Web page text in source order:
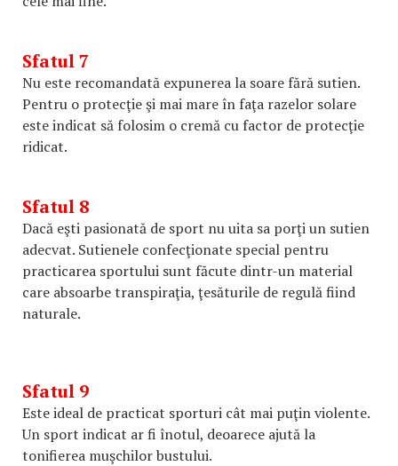
Sfatul 7
Nu este recomandată expunerea la soare fără sutien.
Pentru o protecţie şi mai mare în faţa razelor solare
este indicat să folosim o cremă cu factor de protecţie
ridicat.
Sfatul 8
Dacă eşti pasionată de sport nu uita sa porţi un sutien
adecvat. Sutienele confecţionate special pentru
practicarea sportului sunt făcute dintr-un material
care absoarbe transpiraţia, ţesăturile de regulă fiind
naturale.
Sfatul 9
Este ideal de practicat sporturi cât mai puţin violente.
Un sport indicat ar fi înotul, deoarece ajută la
tonifierea muşchilor bustului.